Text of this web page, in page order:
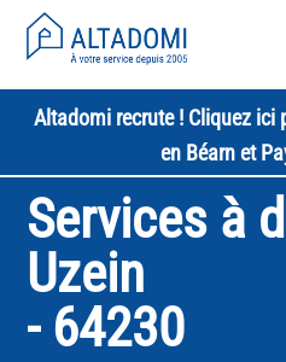
Altadomi recrute ! Cliquez ici
en Béarn et
Services à
Uzein
- 64230